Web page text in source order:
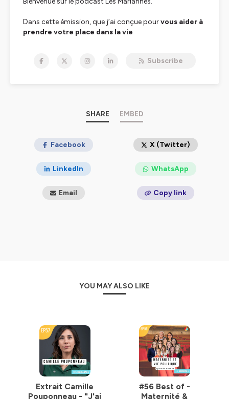
Dans cette émission, que j’ai conçue pourvous aider à
prendre votre place dans la vie
de demain.
médias, profondément engagée pour faire avancer
la cause des femmes.
Diplômée de Sciences Bordeaux, après des études de
carrière au Sénat
, en 2015. J’exerce le métier si
particulier decollaboratrice parlementaireet arpente
les les coulisses de la politique jusqu’en 2022.
portrait d’une génération de femmes engagées et
inspirantes.
Aujourd’hui, je produis Les Mariannes depuis Bordeaux
où j’exerce l’activité de c
onsultante en
Subscribe
SHARE EMBED
Facebook X (Twitter)
LinkedIn WhatsApp
Email Copy link
YOU MAY ALSO LIKE
Extrait Camille
Pouponneau - "J'ai
#56 Best of -
Maternité &